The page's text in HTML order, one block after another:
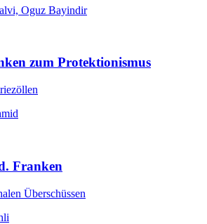
Oguz Bayindir
zum Protektionismus
Franken
Überschüssen